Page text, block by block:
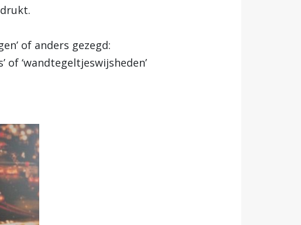
of anders gezegd:
of ‘wandtegeltjeswijsheden’